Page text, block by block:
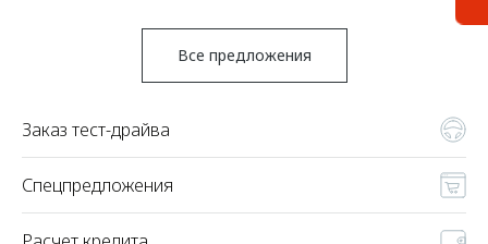
Все предложения
Заказ тест-драйва
Спецпредложения